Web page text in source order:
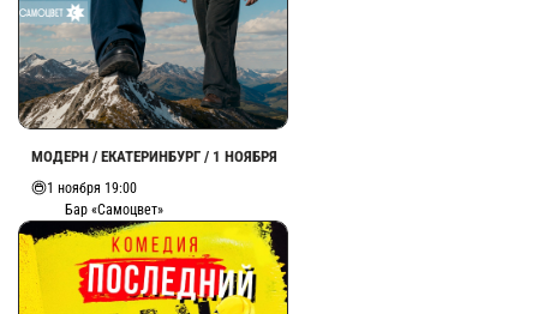
МОДЕРН / ЕКАТЕРИНБУРГ / 1 НОЯБРЯ
1 ноября 19:00
Бар «Самоцвет»